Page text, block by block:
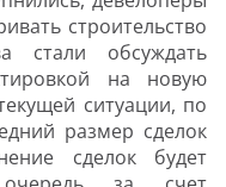
строительство
стали обсуждать
на новую
ситуации, по
размер сделок
сделок будет